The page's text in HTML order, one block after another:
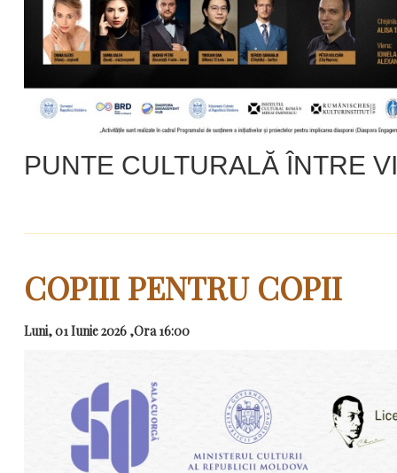
PUNTE CULTURALĂ ÎNTRE
COPIII PENTRU COPII
Luni, 01 Iunie 2026 ,Ora 16:00